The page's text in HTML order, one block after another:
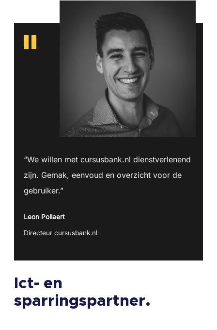
II
“We willen met cursusbank.nl dienstverlenend
zijn. Gemak, eenvoud en overzicht voor de
gebruiker.”
Leon Pollaert
Directeur cursusbank.nl
Ict- en
sparringspartner.